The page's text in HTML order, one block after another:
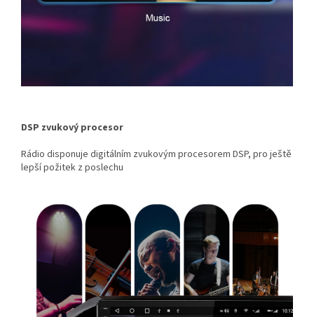
DSP zvukový procesor
Rádio disponuje digitálním zvukovým procesorem DSP, pro ještě
lepší požitek z poslechu